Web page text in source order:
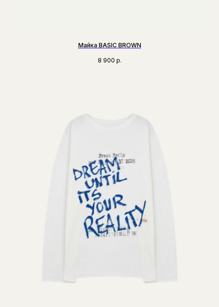
Майка BASIC BROWN
8 900 р.